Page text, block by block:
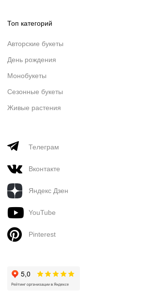
Топ категорий
Авторские букеты
День рождения
Монобукеты
Сезонные букеты
Живые растения
Телеграм
Вконтакте
Яндекс Дзен
YouTube
Pinterest